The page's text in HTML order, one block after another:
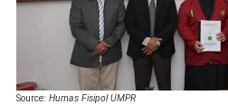
Source: Humas Fisipol UMPR